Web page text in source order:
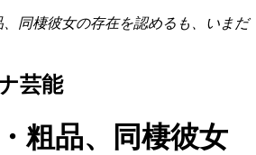
同棲彼女の存在を認めるも、いまだ
芸能
粗品、同棲彼女